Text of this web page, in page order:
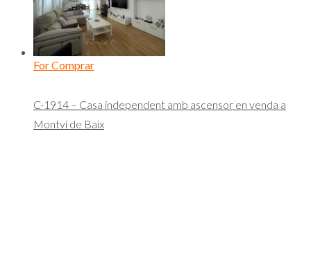
For Comprar
C-1914 – Casa independent amb ascensor en venda a
Montví de Baix